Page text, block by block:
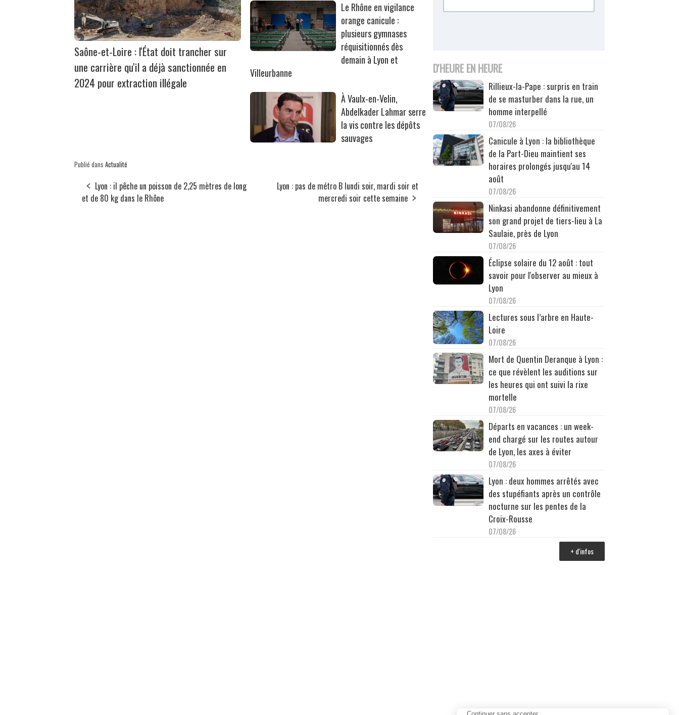
Saône-et-Loire : l'État doit trancher sur
une carrière qu'il a déjà sanctionnée en
2024 pour extraction illégale
Le Rhône en vigilance
orange canicule :
plusieurs gymnases
réquisitionnés dès
demain à Lyon et
Villeurbanne
À Vaulx-en-Velin,
Abdelkader Lahmar serre
la vis contre les dépôts
sauvages
Publié dans Actualité
Lyon : il pêche un poisson de 2,25 mètres de long
et de 80 kg dans le Rhône
Lyon : pas de métro B lundi soir, mardi soir et
mercredi soir cette semaine
D'HEURE EN HEURE
Rillieux-la-Pape : surpris en train
de se masturber dans la rue, un
homme interpellé
07/08/26
Canicule à Lyon : la bibliothèque
de la Part-Dieu maintient ses
horaires prolongés jusqu'au 14
août
07/08/26
Ninkasi abandonne définitivement
son grand projet de tiers-lieu à La
Saulaie, près de Lyon
07/08/26
Éclipse solaire du 12 août : tout
savoir pour l'observer au mieux à
Lyon
07/08/26
Lectures sous l’arbre en Haute-
Loire
07/08/26
Mort de Quentin Deranque à Lyon :
ce que révèlent les auditions sur
les heures qui ont suivi la rixe
mortelle
07/08/26
Départs en vacances : un week-
end chargé sur les routes autour
de Lyon, les axes à éviter
07/08/26
Lyon : deux hommes arrêtés avec
des stupéfiants après un contrôle
nocturne sur les pentes de la
Croix-Rousse
07/08/26
+ d'infos